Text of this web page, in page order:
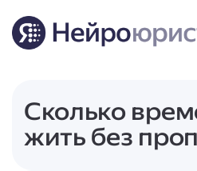
Сколько
жить без